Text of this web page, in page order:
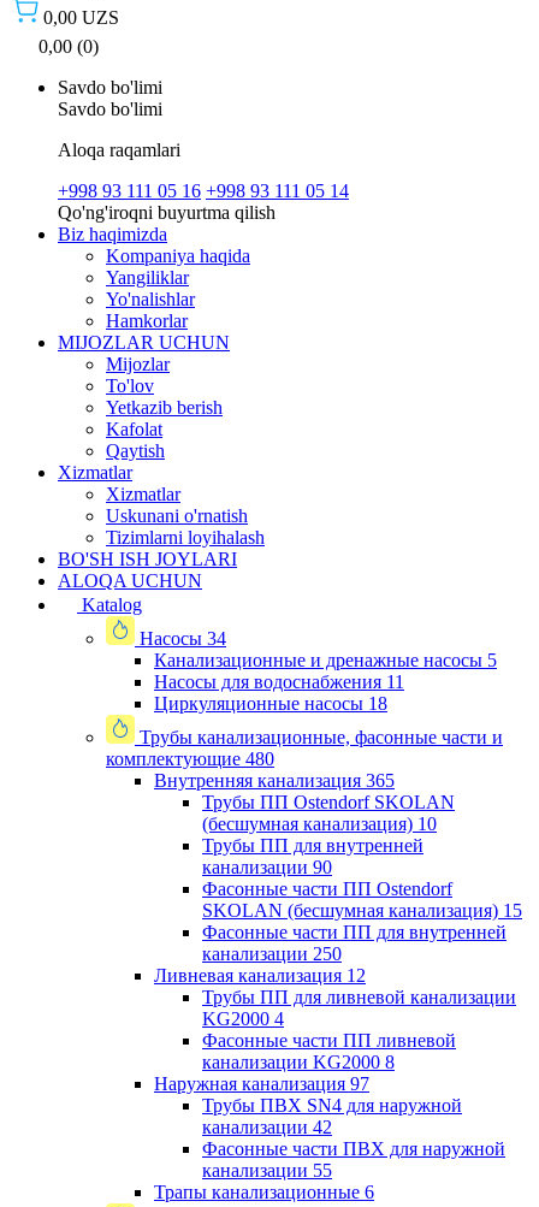
0,00 UZS
0,00 (0)
Savdo bo'limi
Savdo bo'limi
Aloqa raqamlari
+998 93 111 05 16 +998 93 111 05 14
Qo'ng'iroqni buyurtma qilish
Biz haqimizda
Kompaniya haqida
Yangiliklar
Yo'nalishlar
Hamkorlar
MIJOZLAR UCHUN
Mijozlar
To'lov
Yetkazib berish
Kafolat
Qaytish
Xizmatlar
Xizmatlar
Uskunani o'rnatish
Tizimlarni loyihalash
BO'SH ISH JOYLARI
ALOQA UCHUN
Katalog
Насосы 34
Канализационные и дренажные насосы 5
Насосы для водоснабжения 11
Циркуляционные насосы 18
Трубы канализационные, фасонные части и
комплектующие 480
Внутренняя канализация 365
Трубы ПП Ostendorf SKOLAN
(бесшумная канализация) 10
Трубы ПП для внутренней
канализации 90
Фасонные части ПП Ostendorf
SKOLAN (бесшумная канализация) 15
Фасонные части ПП для внутренней
канализации 250
Ливневая канализация 12
Трубы ПП для ливневой канализации
KG2000 4
Фасонные части ПП ливневой
канализации KG2000 8
Наружная канализация 97
Трубы ПВХ SN4 для наружной
канализации 42
Фасонные части ПВХ для наружной
канализации 55
Трапы канализационные 6